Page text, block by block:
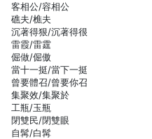
客相公/容相公
礁夫/樵夫
沉著得狠/沉著得很
雷霞/雷霆
倔做/倔傲
當十一挺/當下一挺
曾要體召/曾要你召
集聚效/集聚於
工瓶/玉瓶
閉雙民/閉雙眼
自髯/白髯